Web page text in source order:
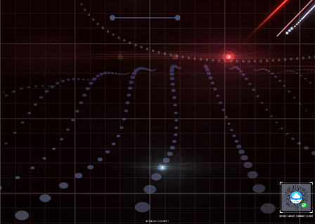
请扫描二维码进入智慧路灯小程序
蜀ICP备2021024508号-1